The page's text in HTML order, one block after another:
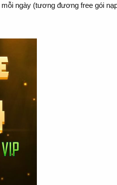
mỗi ngày (tương đương free gói